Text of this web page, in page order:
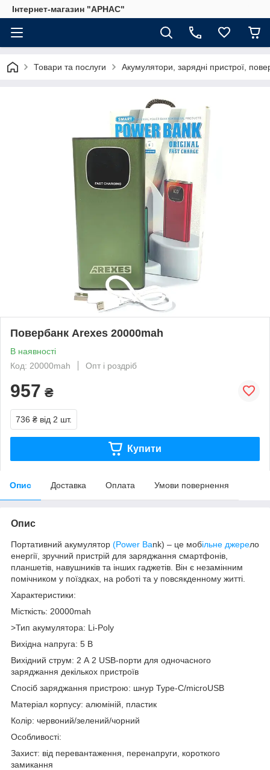
Інтернет-магазин "АРНАС"
Товари та послуги Акумулятори, зарядні пристрої,
Повербанк Arexes 20000mah
В наявності
Код: 20000mah
Опт і роздріб
957 ₴
736 ₴ від 2 шт.
Купити
Опис Доставка Оплата Умови повернення
Опис
Портативний акумулятор (Power Bank) – це мобільне джерело
енергії, зручний пристрій для заряджання смартфонів,
планшетів, навушників та інших гаджетів. Він є незамінним
помічником у поїздках, на роботі та у повсякденному житті.
Характеристики:
Місткість: 20000mah
>Тип акумулятора: Li-Poly
Вихідна напруга: 5 В
Вихідний струм: 2 А 2 USB-порти для одночасного
заряджання декількох пристроїв
Спосіб заряджання пристрою: шнур Type-C/microUSB
Матеріал корпусу: алюміній, пластик
Колір: червоний/зелений/чорний
Особливості:
Захист: від перевантаження, перенапруги, короткого
замикання